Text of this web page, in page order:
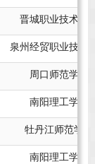
晋城职业技术学
泉州经贸职业技术
周口师范学院
南阳理工学院
牡丹江师范学院
南阳理工学院